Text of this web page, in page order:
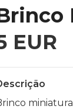
EUR